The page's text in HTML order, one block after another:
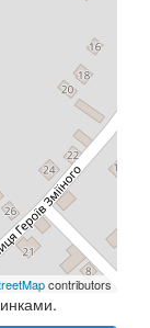
contributors